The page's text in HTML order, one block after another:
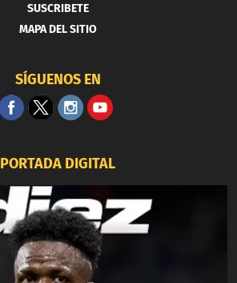
SUSCRIBETE
MAPA DEL SITIO
SÍGUENOS EN
PORTADA DIGITAL